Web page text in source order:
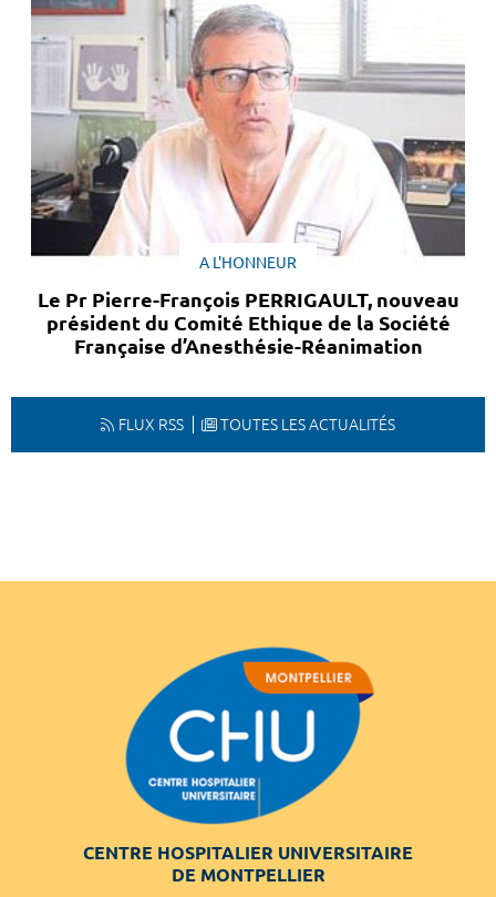
A L'HONNEUR
Le Pr Pierre-François PERRIGAULT, nouveau
président du Comité Ethique de la Société
Française d’Anesthésie-Réanimation
FLUX RSS TOUTES LES ACTUALITÉS
CENTRE HOSPITALIER UNIVERSITAIRE
DE MONTPELLIER